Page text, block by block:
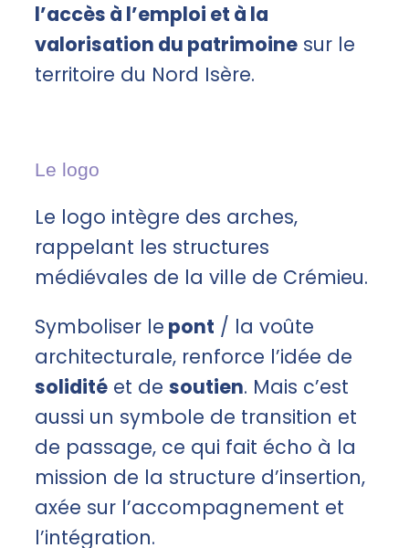
l’accès à l’emploi et à la
valorisation du patrimoine sur le
territoire du Nord Isère.
Le logo
Le logo intègre des arches,
rappelant les structures
médiévales de la ville de Crémieu.
Symboliser le pont / la voûte
architecturale, renforce l’idée de
solidité et de soutien. Mais c’est
aussi un symbole de transition et
de passage, ce qui fait écho à la
mission de la structure d’insertion,
axée sur l’accompagnement et
l’intégration.